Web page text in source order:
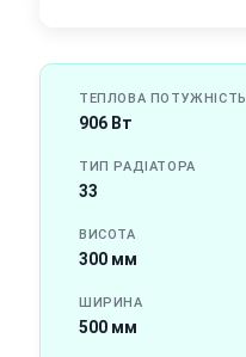
ТЕПЛОВА ПОТУЖНІСТЬ
906 Вт
ТИП РАДІАТОРА
33
ВИСОТА
300 мм
ШИРИНА
500 мм